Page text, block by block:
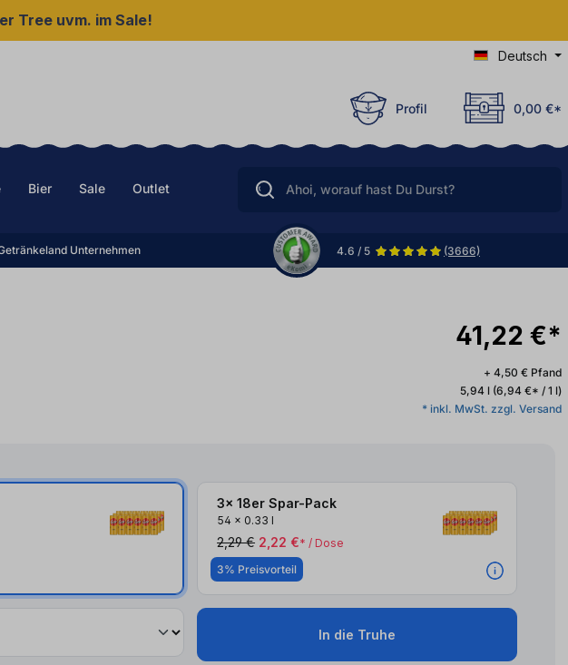
Tree uvm. im Sale!
Deutsch
Profil 0,00 €*
Bier Sale Outlet
Unternehmen 4.6 / 5 (3666)
41,22 €*
+ 4,50 € Pfand
5,94 l (6,94 €* / 1 l)
* inkl. MwSt. zzgl. Versand
3x 18er Spar-Pack
54 x 0.33 l
2,29 € 2,22 €* / Dose
3% Preisvorteil
In die Truhe